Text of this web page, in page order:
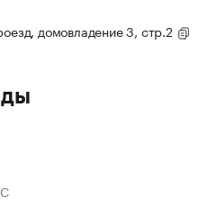
домовладение 3, стр.2